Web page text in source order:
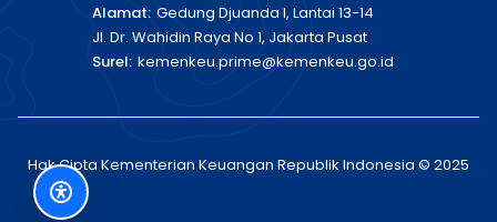
Alamat: Gedung Djuanda I, Lantai 13-14
Jl. Dr. Wahidin Raya No 1, Jakarta Pusat
Surel: kemenkeu.prime@kemenkeu.go.id
Hak Cipta Kementerian Keuangan Republik Indonesia © 2025